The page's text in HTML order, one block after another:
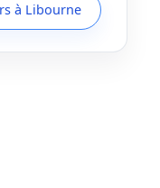
à Libourne